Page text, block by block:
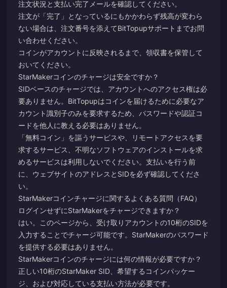
注文状況と支払い完了メールを確認してください。
注文が「完了」となっているにもかかわらず残高が変わら
ない場合は、注文番号を添えてBitTopupサポートまでお問
い合わせください。
コインがアカウントに反映されるまで、領収書を保管して
おいてください。
StarMakerコインのチャージは安全ですか？
SIDベースのチャージでは、アカウントへのアクセス権は必
要ありません。BitTopupはコインを届けるために必要なア
カウント識別子のみを要求するため、パスワードや認証コ
ードを他人に教える必要はありません。
「無料コイン」を謳うサービスや、リモートアクセスを要
求するサービス、不明なソフトウェアのインストールを求
めるサービスは利用しないでください。支払いを行う前
に、ウェブサイトのアドレスとSIDを必ず確認してくださ
い。
StarMakerコインチャージに関するよくある質問（FAQ）
ログインせずにStarMakerをチャージできますか？
はい。このページから、受け取りアカウントの10桁のSIDを
入力することでチャージ可能です。StarMakerのパスワード
を提供する必要はありません。
StarMakerコインのチャージには何の情報が必要ですか？
正しい10桁のStarMaker SID、希望するコインパッケー
ジ、および対応している支払い方法が必要です。